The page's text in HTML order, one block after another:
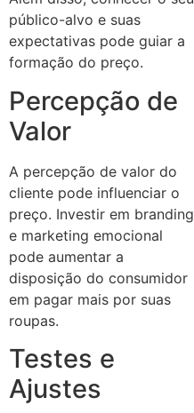
público-alvo e suas
expectativas pode guiar a
formação do preço.
Percepção de
Valor
A percepção de valor do
cliente pode influenciar o
preço. Investir em branding
e marketing emocional
pode aumentar a
disposição do consumidor
em pagar mais por suas
roupas.
Testes e
Ajustes